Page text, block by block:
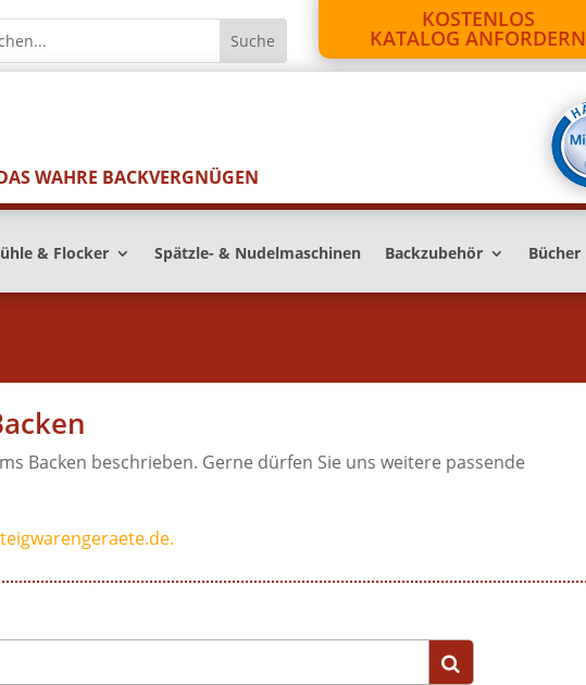
KOSTENLOS
KATALOG ANFORDERN
WAHRE BACKVERGNÜGEN
& Flocker Spätzle- & Nudelmaschinen Backzubehör Bücher
Backen beschrieben. Gerne dürfen Sie uns weitere passende